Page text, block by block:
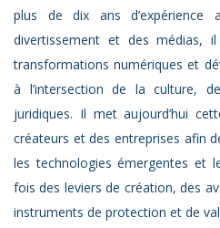
plus de dix ans
divertissement et des médias,
transformations numériques et
à l’intersection de la culture,
juridiques. Il met aujourd’hui
créateurs et des entreprises afin
les technologies émergentes et
fois des leviers de création, des
instruments de protection et de